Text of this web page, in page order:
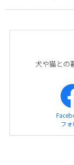
犬や猫との
フォ